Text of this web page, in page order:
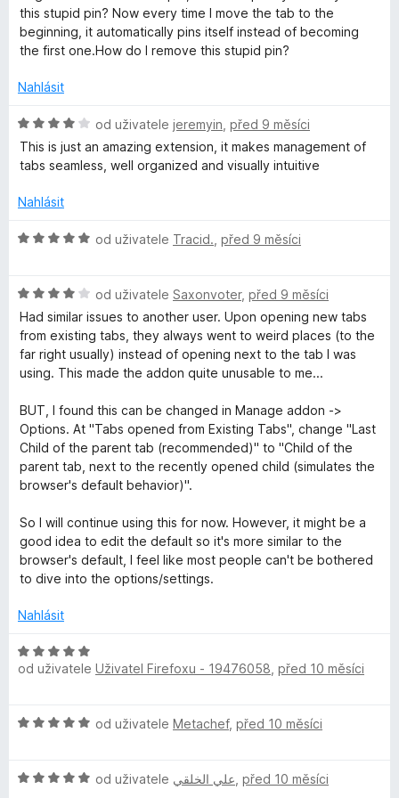
:
5
z
c
e
n
:
z
5
this stupid pin? Now every time I move the tab to the
beginning, it automatically pins itself instead of becoming
the first one.How do I remove this stupid pin?
Nahlásit
H
o
d
o
e
:
4
z
5
od uživatele jeremyin před 9 měsíci
This is just an amazing extension, it makes management of
tabs seamless, well organized and visually intuitive
Nahlásit
H
n
o
c
e
n
:
5
z
5
od uživatele Tracid. před 9 měsíci
H
o
d
n
o
e
n
:
4
5
od uživatele Saxonvoter, před 9 měsíci
Had similar issues to another user. Upon opening new tabs
from existing tabs, they always went to weird places (to the
far right usually) instead of opening next to the tab I was
using. This made the addon quite unusable to me...
BUT, I found this can be changed in Manage addon ->
Options. At "Tabs opened from Existing Tabs", change "Last
Child of the parent tab (recommended)" to "Child of the
parent tab, next to the recently opened child (simulates the
browser's default behavior)".
So I will continue using this for now. However, it might be a
good idea to edit the default so it's more similar to the
browser's default, I feel like most people can't be bothered
to dive into the options/settings.
Nahlásit
H
o
o
n
od uživatele Uživatel Firefoxu - 19476058 před 10 měsíci
H
n
od uživatele Metachef, před 10 měsíci
H
od uživatele علي الخلقي před 10 měsíci